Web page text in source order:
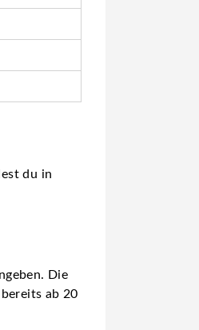
du in
Die
ab 20